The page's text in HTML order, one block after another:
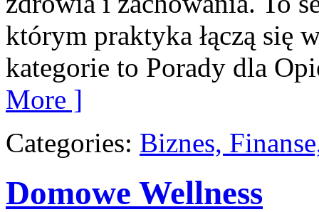
którym praktyka łączą się
kategorie to Porady dla
More ]
Categories: Biznes,
Domowe Wellness